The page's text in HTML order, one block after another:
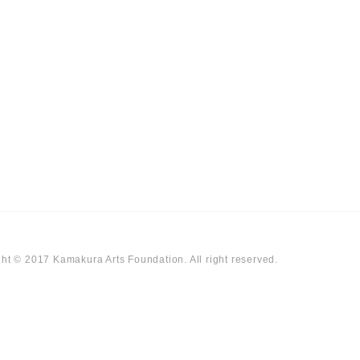
© 2017 Kamakura Arts Foundation. All right reserved.